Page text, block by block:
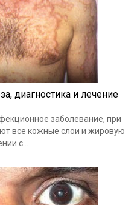
диагностика и лечение
заболевание, при
все кожные слои и жировую
с...